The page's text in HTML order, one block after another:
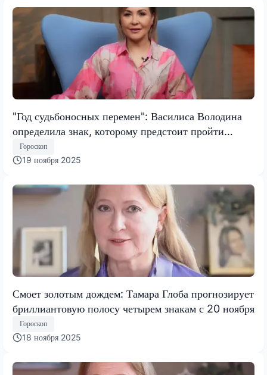
"Год судьбоносных перемен": Василиса Володина
определила знак, которому предстоит пройти
испытание, меняющее все
Гороскоп
19 ноября 2025
Смоет золотым дождем: Тамара Глоба прогнозирует
бриллиантовую полосу четырем знакам с 20 ноября
Гороскоп
18 ноября 2025